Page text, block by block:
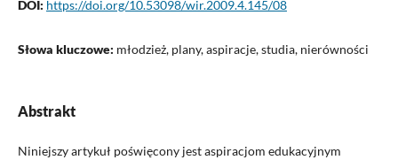
DOI: https://doi.org/10.53098/wir.2009.4.145/08
Słowa kluczowe: młodzież, plany, aspiracje, studia, nierówności
Abstrakt
Niniejszy artykuł poświęcony jest aspiracjom edukacyjnym